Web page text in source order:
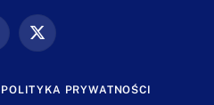
X
POLITYKA PRYWATNOŚCI